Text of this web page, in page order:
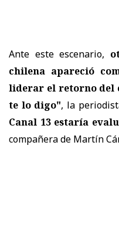
Ante este escenario,
chilena apareció
liderar el retorno del
te lo digo", la
Canal 13 estaría
compañera de Martín